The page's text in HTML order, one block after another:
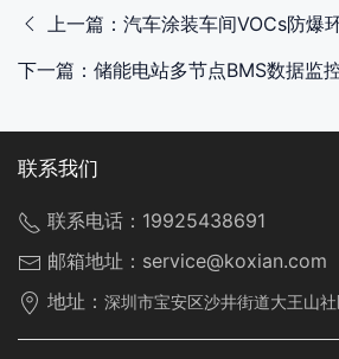
上一篇：汽车涂装车间VOCs防爆环境下
联系我们
联系电话： 19925438691
邮箱地址： service@koxian.com
地址： 深圳市宝安区沙井街道大王山